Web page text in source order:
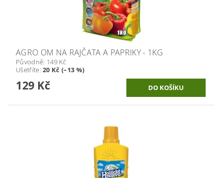
AGRO OM NA RAJČATA A PAPRIKY - 1KG
Původně: 149 Kč
Ušetříte:20 Kč (–13 %)
129 Kč